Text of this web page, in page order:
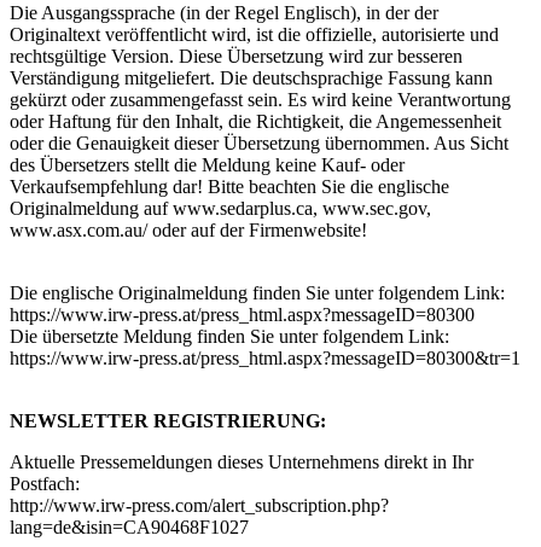
Die Ausgangssprache (in der Regel Englisch), in der der
Originaltext veröffentlicht wird, ist die offizielle, autorisierte und
rechtsgültige Version. Diese Übersetzung wird zur besseren
Verständigung mitgeliefert. Die deutschsprachige Fassung kann
gekürzt oder zusammengefasst sein. Es wird keine Verantwortung
oder Haftung für den Inhalt, die Richtigkeit, die Angemessenheit
oder die Genauigkeit dieser Übersetzung übernommen. Aus Sicht
des Übersetzers stellt die Meldung keine Kauf- oder
Verkaufsempfehlung dar! Bitte beachten Sie die englische
Originalmeldung auf www.sedarplus.ca, www.sec.gov,
www.asx.com.au/ oder auf der Firmenwebsite!
Die englische Originalmeldung finden Sie unter folgendem Link:
https://www.irw-press.at/press_html.aspx?messageID=80300
Die übersetzte Meldung finden Sie unter folgendem Link:
https://www.irw-press.at/press_html.aspx?messageID=80300&tr=1
NEWSLETTER REGISTRIERUNG:
Aktuelle Pressemeldungen dieses Unternehmens direkt in Ihr
Postfach:
http://www.irw-press.com/alert_subscription.php?
lang=de&isin=CA90468F1027